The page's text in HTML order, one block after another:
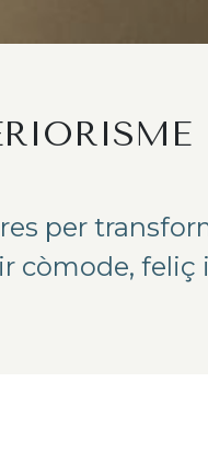
per
còmode, feliç